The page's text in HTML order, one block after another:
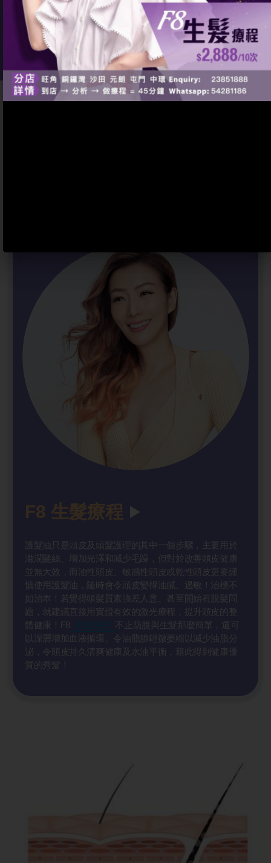
日有頭油頭皮屑？用這方法提
升健康！
F8 生髮療程
護髮油只是頭皮及頭髮護理的其中一個步驟，主要用於
滋潤髮絲、增加光澤和減少毛躁，但對於改善頭皮健康
並無大效，而油性頭皮、敏感性頭皮或乾性頭皮更要謹
慎使用護髮油，隨時會令頭皮變得油膩、過敏！治標不
如治本！若覺得頭髮質素強差人意、甚至開始有脫髮問
題，就建議直接用實證有效的激光療程，提升頭皮的整
體健康！F8
不止防脫與生髮那麼簡單，還可
以深層增加血液循環、令油脂腺輕微萎縮以減少油脂分
泌，令頭皮持久清爽健康及水油平衡，藉此得到健康優
質的秀髮！